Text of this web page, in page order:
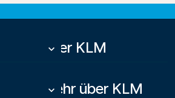
Über KLM
keyboard_arrow_down
Mehr über KLM
keyboard_arrow_down